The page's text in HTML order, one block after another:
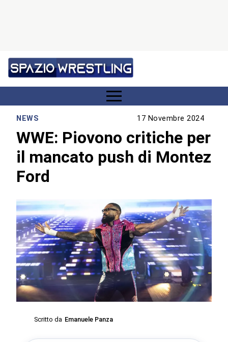
NEWS 17 Novembre 2024
WWE: Piovono critiche per
il mancato push di Montez
Ford
Scritto da Emanuele Panza